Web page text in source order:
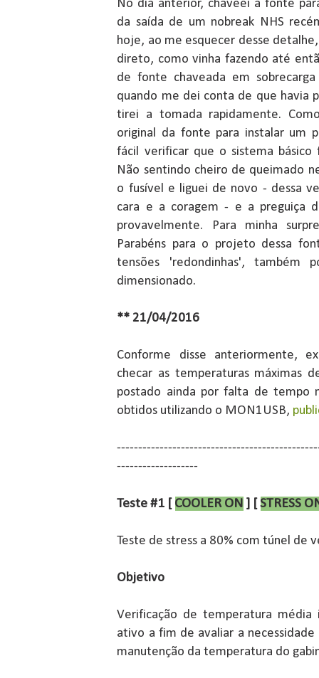
No dia anterior, chaveei a fonte
da saída de um nobreak NHS
hoje, ao me esquecer desse
direto, como vinha fazendo até
de fonte chaveada em
quando me dei conta de que havia
tirei a tomada rapidamente.
original da fonte para instalar um
fácil verificar que o sistema
Não sentindo cheiro de queimado
o fusível e liguei de novo - dessa
cara e a coragem - e a preguiça
provavelmente. Para minha
Parabéns para o projeto dessa
tensões 'redondinhas', também
dimensionado.
** 21/04/2016
Conforme disse anteriormente,
checar as temperaturas máximas
postado ainda por falta de tempo
obtidos utilizando o MON1USB,
-------------------
Teste #1 [ COOLER ON ] [STRESS
Teste de stress a 80% com túnel
Objetivo
Verificação de temperatura
ativo a fim de avaliar a
manutenção da temperatura do